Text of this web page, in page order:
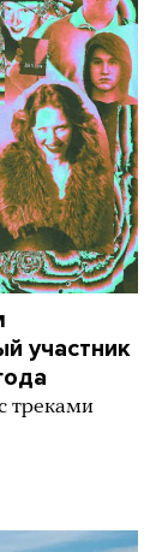
участник
треками